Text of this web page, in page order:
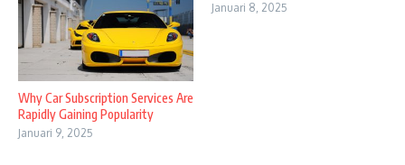
Why Car Subscription Services Are
Rapidly Gaining Popularity
Januari 9, 2025
Januari 8, 2025